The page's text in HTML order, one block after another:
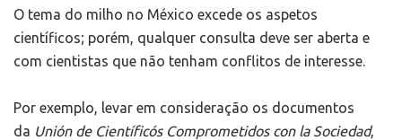
O tema do milho no México excede os aspetos
científicos; porém, qualquer consulta deve ser aberta e
com cientistas que não tenham conflitos de interesse.
Por exemplo, levar em consideração os documentos
da Unión de Científicós Comprometidos con la Sociedad,